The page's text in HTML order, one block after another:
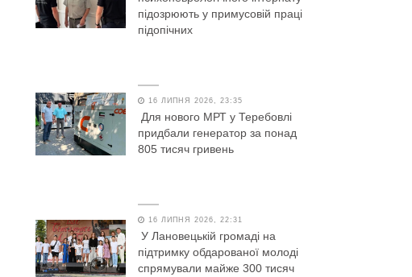
підозрюють у примусовій праці
підопічних
16 ЛИПНЯ 2026, 23:35
Для нового МРТ у Теребовлі
придбали генератор за понад
805 тисяч гривень
16 ЛИПНЯ 2026, 22:31
У Лановецькій громаді на
підтримку обдарованої молоді
спрямували майже 300 тисяч